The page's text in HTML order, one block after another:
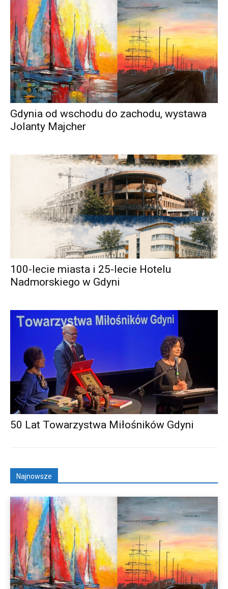
Gdynia od wschodu do zachodu, wystawa
Jolanty Majcher
100-lecie miasta i 25-lecie Hotelu
Nadmorskiego w Gdyni
50 Lat Towarzystwa Miłośników Gdyni
Najnowsze